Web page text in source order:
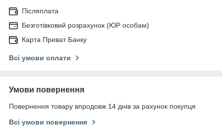
Післяплата
Безготівковий розрахунок (ЮР особам)
Карта Приват Банку
Всі умови оплати
Умови повернення
Повернення товару впродовж 14 днів за рахунок покупця
Всі умови повернення